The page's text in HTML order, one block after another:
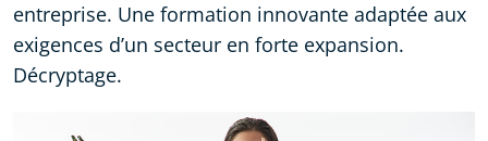
entreprise. Une formation innovante adaptée aux
exigences d’un secteur en forte expansion.
Décryptage.